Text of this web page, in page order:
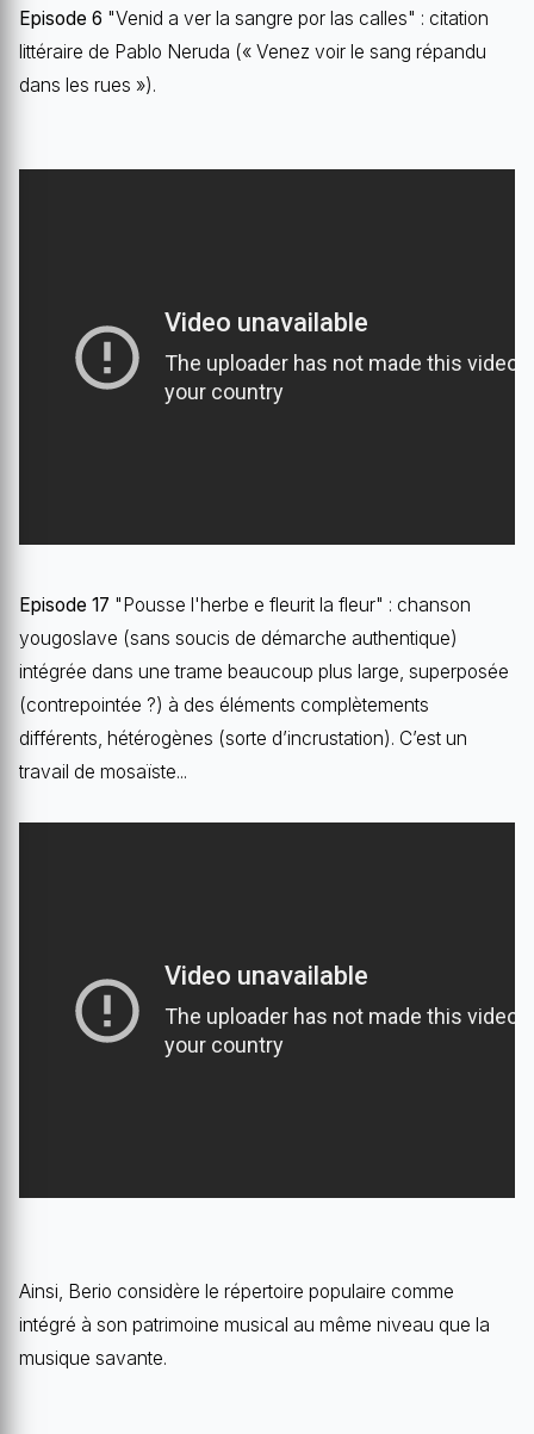
Episode 6 "Venid a ver la sangre por las calles" : citation
littéraire de Pablo Neruda (« Venez voir le sang répandu
dans les rues »).
Episode 17 "Pousse l'herbe e fleurit la fleur" : chanson
yougoslave (sans soucis de démarche authentique)
intégrée dans une trame beaucoup plus large, superposée
(contrepointée ?) à des éléments complètements
différents, hétérogènes (sorte d’incrustation). C’est un
travail de mosaïste...
Ainsi, Berio considère le répertoire populaire comme
intégré à son patrimoine musical au même niveau que la
musique savante.